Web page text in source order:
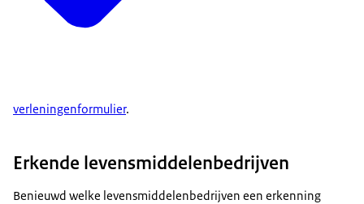
verleningenformulier.
Erkende levensmiddelenbedrijven
Benieuwd welke levensmiddelenbedrijven een erkenning